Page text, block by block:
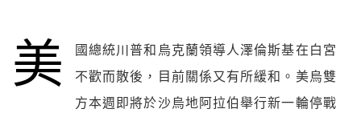
美
國總統川普和烏克蘭領導人澤倫斯基在白宮
不歡而散後，目前關係又有所緩和。美烏雙
方本週即將於沙烏地阿拉伯舉行新一輪停戰